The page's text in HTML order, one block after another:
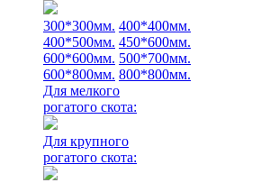
300*300мм. 400*400мм.
400*500мм. 450*600мм.
600*600мм. 500*700мм.
600*800мм. 800*800мм.
Для мелкого
рогатого скота:
Для крупного
рогатого скота: